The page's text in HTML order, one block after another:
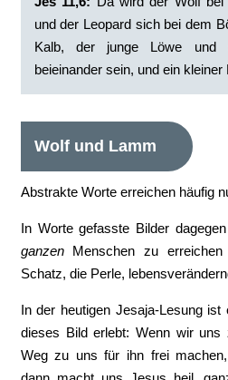
und der Leopard sich bei dem
Kalb, der junge Löwe und
beieinander sein, und ein
Wolf und Lamm
Abstrakte Worte erreichen häufig
In Worte gefasste Bilder
ganzenMenschen zu
Schatz, die Perle,
In der heutigen Jesaja-Lesung
dieses Bild erlebt: Wenn wir uns
Weg zu uns für ihn frei